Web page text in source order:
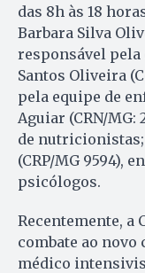
das 8h às 18
Barbara Silva
responsável pela
Santos Oliveira
pela equipe de
Aguiar (CRN/MG:
de nutricionistas;
(CRP/MG 9594),
psicólogos.
Recentemente, a
combate ao
médico